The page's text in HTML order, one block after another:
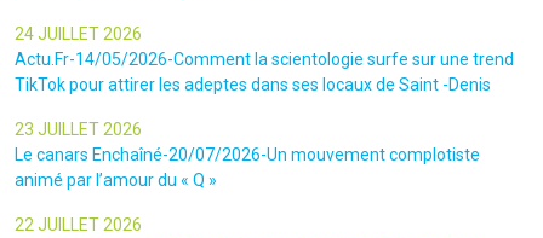
24 JUILLET 2026
Actu.Fr-14/05/2026-Comment la scientologie surfe sur une trend
TikTok pour attirer les adeptes dans ses locaux de Saint -Denis
23 JUILLET 2026
Le canars Enchaîné-20/07/2026-Un mouvement complotiste
animé par l’amour du « Q »
22 JUILLET 2026